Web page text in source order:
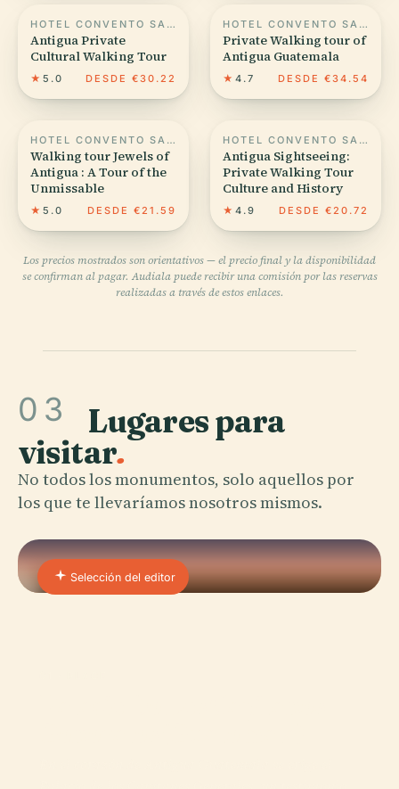
HOTEL CONVENTO SANTA CATALINA
Antigua Private
Cultural Walking Tour
★ 5.0 DESDE €30.22
HOTEL CONVENTO SANTA CATALINA
Private Walking tour of
Antigua Guatemala
★ 4.7 DESDE €34.54
HOTEL CONVENTO SANTA CATALINA
Walking tour Jewels of
Antigua : A Tour of the
Unmissable
★ 5.0 DESDE €21.59
HOTEL CONVENTO SANTA CATALINA
Antigua Sightseeing:
Private Walking Tour
Culture and History
★ 4.9 DESDE €20.72
Los precios mostrados son orientativos — el precio final y la disponibilidad
se confirman al pagar. Audiala puede recibir una comisión por las reservas
realizadas a través de estos enlaces.
03 Lugares para
visitar.
No todos los monumentos, solo aquellos por
los que te llevaríamos nosotros mismos.
Selección del editor